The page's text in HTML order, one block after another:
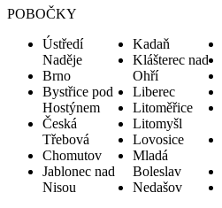
POBOČKY
Ústředí
Naděje
Brno
Bystřice pod
Hostýnem
Česká
Třebová
Chomutov
Jablonec nad
Nisou
Kadaň
Klášterec nad
Ohří
Liberec
Litoměřice
Litomyšl
Lovosice
Mladá
Boleslav
Nedašov